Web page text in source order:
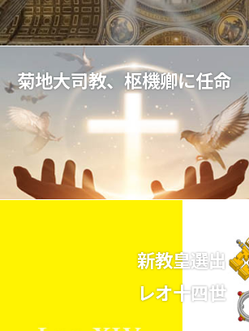
菊地大司教、枢機卿に任命
新教皇選出
レオ十四世